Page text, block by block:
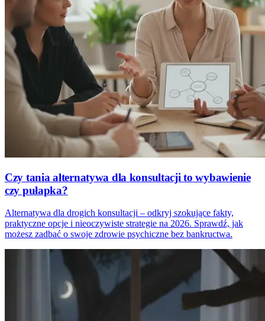
Czy tania alternatywa dla konsultacji to wybawienie
czy pułapka?
Alternatywa dla drogich konsultacji – odkryj szokujące fakty,
praktyczne opcje i nieoczywiste strategie na 2026. Sprawdź, jak
możesz zadbać o swoje zdrowie psychiczne bez bankructwa.